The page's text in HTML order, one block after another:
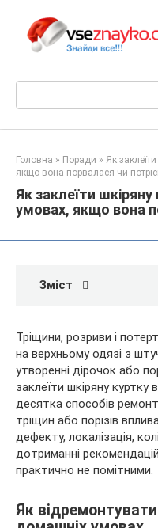
вмісту
Головна » Поради » Як
якщо вона порвалася чи
Як заклеїти
умовах, якщо вона
Зміст
Тріщини, розриви і
на верхньому одязі з
утворенні дірочок або
заклеїти шкіряну куртку
десятка способів
тріщин або порізів
дефекту, локалізація,
дотриманні
практично не помітними.
Як